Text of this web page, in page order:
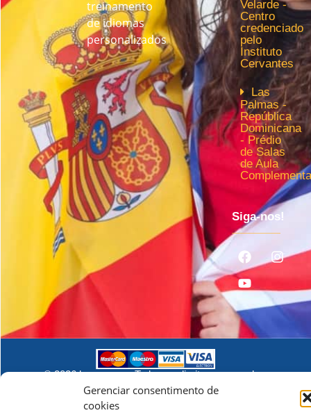
Gerenciar consentimento de
cookies
treinamento
de idiomas
personalizados
Velarde -
Centro
credenciado
pelo
Instituto
Cervantes
Las
Palmas -
República
Dominicana
- Prédio
de Salas
de Aula
Siga-nos!
© 2026 lcampus.co Todos os direitos reservados.